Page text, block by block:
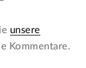
unsere
Kommentare.